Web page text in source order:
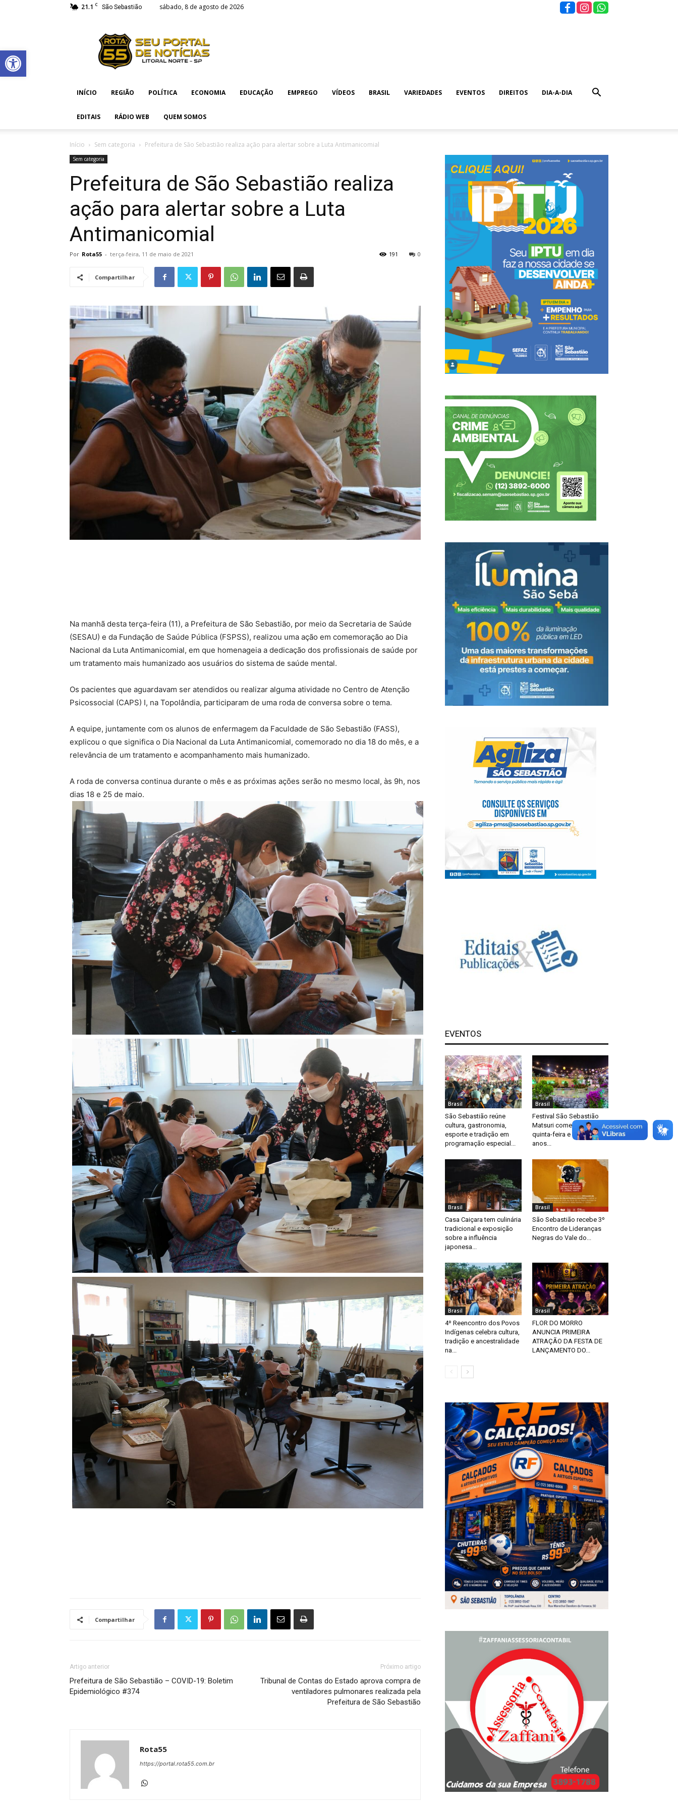
Abrir a barra de ferramentas
21.1 C São Sebastião sábado, 8 de agosto de 2026
55
INÍCIO REGIÃO POLÍTICA ECONOMIA EDUCAÇÃO EMPREGO VÍDEOS BRASIL VARIEDADES EVENTOS DIREITOS DIA-A-DIA
EDITAIS RÁDIO WEB QUEM SOMOS
Início Sem categoria Prefeitura de São Sebastião realiza ação para alertar sobre a Luta Antimanicomial
Sem categoria
Prefeitura de São Sebastião realiza
ação para alertar sobre a Luta
Antimanicomial
Por Rota55 - terça-feira, 11 de maio de 2021 0
191
Compartilhar
Na manhã desta terça-feira (11), a Prefeitura de São Sebastião, por meio da Secretaria de Saúde
(SESAU) e da Fundação de Saúde Pública (FSPSS), realizou uma ação em comemoração ao Dia
Nacional da Luta Antimanicomial, em que homenageia a dedicação dos profissionais de saúde por
um tratamento mais humanizado aos usuários do sistema de saúde mental.
Os pacientes que aguardavam ser atendidos ou realizar alguma atividade no Centro de Atenção
Psicossocial (CAPS) I, na Topolândia, participaram de uma roda de conversa sobre o tema.
A equipe, juntamente com os alunos de enfermagem da Faculdade de São Sebastião (FASS),
explicou o que significa o Dia Nacional da Luta Antimanicomial, comemorado no dia 18 do mês, e a
relevância de um tratamento e acompanhamento mais humanizado.
A roda de conversa continua durante o mês e as próximas ações serão no mesmo local, às 9h, nos
dias 18 e 25 de maio.
Compartilhar
Artigo anterior
Prefeitura de São Sebastião – COVID-19: Boletim
Epidemiológico #374
Próximo artigo
Tribunal de Contas do Estado aprova compra de
ventiladores pulmonares realizada pela
Prefeitura de São Sebastião
Rota55
https://portal.rota55.com.br
EVENTOS
Brasil
São Sebastião reúne
cultura, gastronomia,
esporte e tradição em
programação especial...
Brasil
Festival São Sebastião
Matsuri começa nesta
quinta-feira e celebra 70
anos...
Brasil
Casa Caiçara tem culinária
tradicional e exposição
sobre a influência
japonesa...
Brasil
São Sebastião recebe 3º
Encontro de Lideranças
Negras do Vale do...
Brasil
4º Reencontro dos Povos
Indígenas celebra cultura,
tradição e ancestralidade
na...
Brasil
FLOR DO MORRO
ANUNCIA PRIMEIRA
ATRAÇÃO DA FESTA DE
LANÇAMENTO DO...